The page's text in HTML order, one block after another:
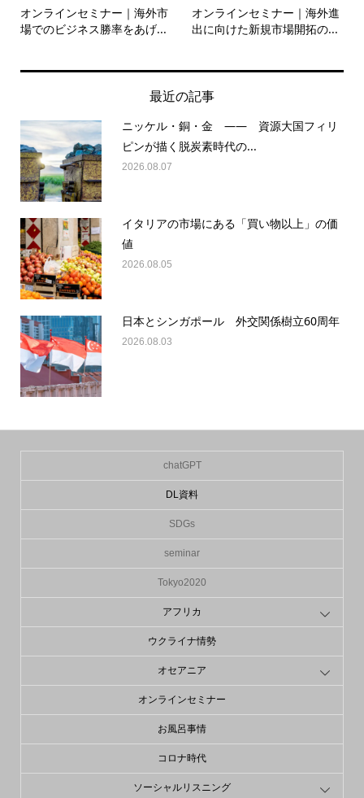
オンラインセミナー｜海外市
場でのビジネス勝率をあげ...
オンラインセミナー｜海外進
出に向けた新規市場開拓の...
最近の記事
ニッケル・銅・金 —— 資源大国フィリ
ピンが描く脱炭素時代の...
2026.08.07
イタリアの市場にある「買い物以上」の価
値
2026.08.05
日本とシンガポール 外交関係樹立60周年
2026.08.03
chatGPT
DL資料
SDGs
seminar
Tokyo2020
アフリカ
ウクライナ情勢
オセアニア
オンラインセミナー
お風呂事情
コロナ時代
ソーシャルリスニング